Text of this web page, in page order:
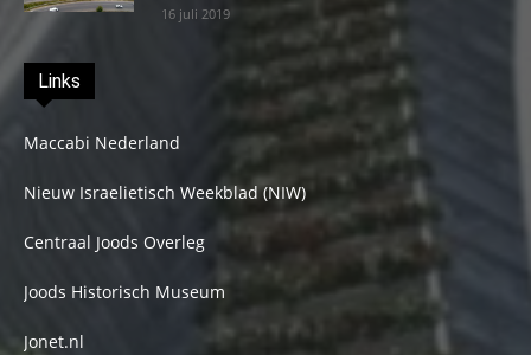
16 juli 2019
Links
Maccabi Nederland
Nieuw Israelietisch Weekblad (NIW)
Centraal Joods Overleg
Joods Historisch Museum
Jonet.nl